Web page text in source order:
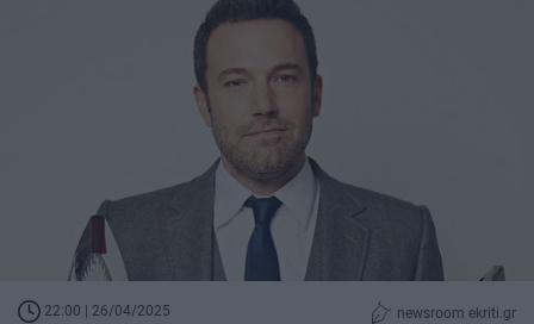
22:00 | 26/04/2025 newsroom ekriti.gr